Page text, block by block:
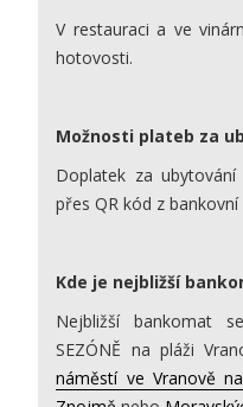
V restauraci a ve
hotovosti.
Možnosti plateb za
Doplatek za
přes QR kód z
Kde je nejbližší
Nejbližší bankomat
SEZÓNĚ na pláži
náměstí ve Vranově